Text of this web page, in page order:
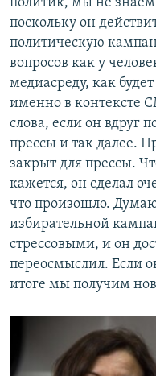
поскольку он
политическую
вопросов как у
медиасреду, как
именно в контексте
слова, если он вдруг
прессы и так далее.
закрыт для прессы.
кажется, он сделал
что произошло.
избирательной
стрессовыми, и он
переосмыслил. Если
итоге мы получим